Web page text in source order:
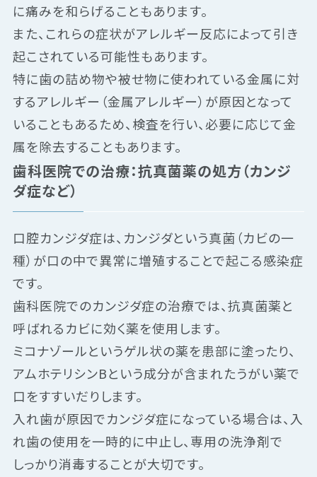
に痛みを和らげることもあります。
また、これらの症状がアレルギー反応によって引き
起こされている可能性もあります。
特に歯の詰め物や被せ物に使われている金属に対
するアレルギー（金属アレルギー）が原因となって
いることもあるため、検査を行い、必要に応じて金
属を除去することもあります。
歯科医院での治療：抗真菌薬の処方（カンジ
ダ症など）
口腔カンジダ症は、カンジダという真菌（カビの一
種）が口の中で異常に増殖することで起こる感染症
です。
歯科医院でのカンジダ症の治療では、抗真菌薬と
呼ばれるカビに効く薬を使用します。
ミコナゾールというゲル状の薬を患部に塗ったり、
アムホテリシンBという成分が含まれたうがい薬で
口をすすいだりします。
入れ歯が原因でカンジダ症になっている場合は、入
れ歯の使用を一時的に中止し、専用の洗浄剤で
しっかり消毒することが大切です。